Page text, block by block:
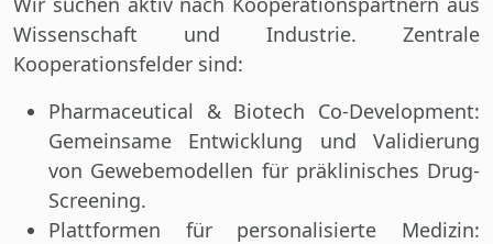
Wissenschaft und Industrie. Zentrale
Kooperationsfelder sind:
Pharmaceutical & Biotech Co-Development:
Gemeinsame Entwicklung und Validierung
von Gewebemodellen für präklinisches Drug-
Screening.
Plattformen für personalisierte Medizin: